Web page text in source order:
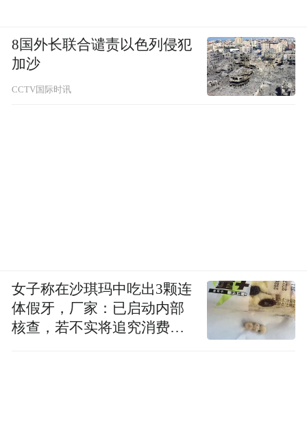
8国外长联合谴责以色列侵犯
加沙
CCTV国际时讯
女子称在沙琪玛中吃出3颗连
体假牙，厂家：已启动内部
核查，若不实将追究消费者